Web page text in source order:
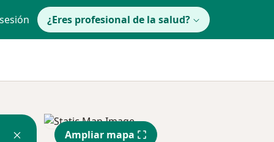
¿Eres profesional de la salud?
Ampliar mapa